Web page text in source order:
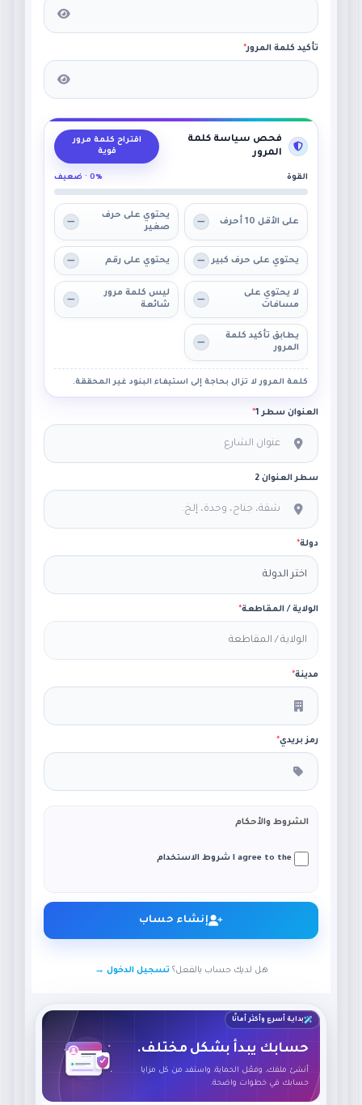
تأكيد كلمة المرور*
فحص سياسة كلمة
المرور
اقتراح كلمة مرور
قوية
القوة 0% · ضعيف
على الأقل 10 أحرف
يحتوي على حرف
صغير
يحتوي على حرف كبير يحتوي على رقم
لا يحتوي على
مسافات
ليس كلمة مرور
شائعة
يطابق تأكيد كلمة
المرور
كلمة المرور لا تزال بحاجة إلى استيفاء البنود غير المحققة.
العنوان سطر 1 *
سطر العنوان 2
دولة*
الولاية / المقاطعة*
مدينة*
رمز بريدي*
الشروط والأحكام
I agree to the شروط الاستخدام
إنشاء حساب
هل لديك حساب بالفعل؟تسجيل الدخول →
بداية أسرع وأكثر أمانًا
حسابك يبدأ بشكل مختلف.
أنشئ ملفك، وفعّل الحماية، واستفد من كل مزايا
حسابك في خطوات واضحة.